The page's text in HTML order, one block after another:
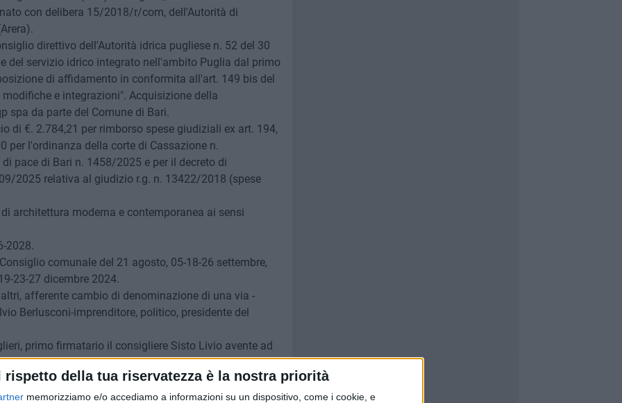
rispetto della tua riservatezza è la nostra priorità
memorizziamo e/o accediamo a informazioni su un dispositivo, come i cookie, e
con delibera 15/2018/r/com, dell'Autorità di
direttivo dell'Autorità idrica pugliese n. 52 del 30
del servizio idrico integrato nell'ambito Puglia dal primo
di affidamento in conformita all'art. 149 bis del
e integrazioni". Acquisizione della
spa da parte del Comune di Bari.
di €. 2.784,21 per rimborso spese giudiziali ex art. 194,
per l'ordinanza della corte di Cassazione n.
pace di Bari n. 1458/2025 e per il decreto di
2025 relativa al giudizio r.g. n. 13422/2018 (spese
architettura moderna e contemporanea ai sensi
2028.
comunale del 21 agosto, 05-18-26 settembre,
23-27 dicembre 2024.
afferente cambio di denominazione di una via -
Berlusconi-imprenditore, politico, presidente del
primo firmatario il consigliere Sisto Livio avente ad
firmatario il consigliere Livio Sisto avente ad
lavoro e l'aumento dell' indennità per la Polizia locale